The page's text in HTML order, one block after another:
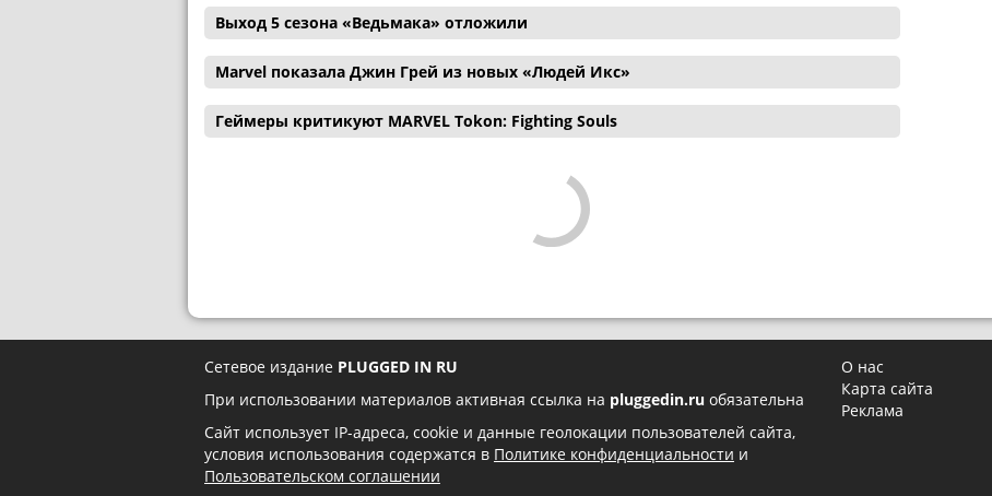
Выход 5 сезона «Ведьмака» отложили
Marvel показала Джин Грей из новых «Людей Икс»
Геймеры критикуют MARVEL Tokon: Fighting Souls
Сетевое издание PLUGGED IN RU
При использовании материалов активная ссылка на pluggedin.ru обязательна
Сайт использует IP-адреса, cookie и данные геолокации пользователей сайта,
условия использования содержатся в Политике конфиденциальности и
Пользовательском соглашении
О нас
Карта сайта
Реклама